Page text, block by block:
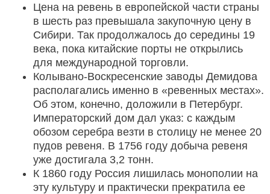
Цена на ревень в европейской части страны
в шесть раз превышала закупочную цену в
Сибири. Так продолжалось до середины 19
века, пока китайские порты не открылись
для международной торговли.
Колывано-Воскресенские заводы Демидова
располагались именно в «ревенных местах».
Об этом, конечно, доложили в Петербург.
Императорский дом дал указ: с каждым
обозом серебра везти в столицу не менее 20
пудов ревеня. В 1756 году добыча ревеня
уже достигала 3,2 тонн.
К 1860 году Россия лишилась монополии на
эту культуру и практически прекратила ее